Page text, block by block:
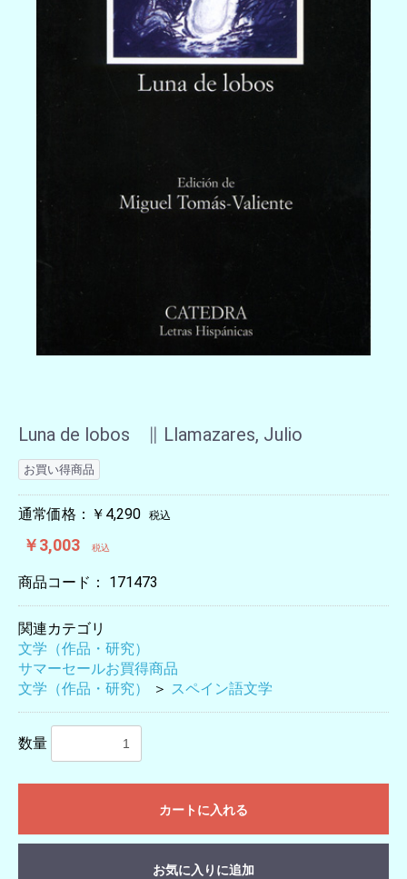
Luna de lobos ∥ Llamazares, Julio
お買い得商品
通常価格：￥4,290 税込
￥3,003 税込
商品コード： 171473
関連カテゴリ
文学（作品・研究）
サマーセールお買得商品
文学（作品・研究）
＞ スペイン語文学
数量
カートに入れる
お気に入りに追加